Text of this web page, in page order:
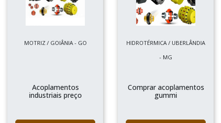
MOTRIZ / GOIÂNIA - GO
Acoplamentos
industriais preço
HIDROTÉRMICA / UBERLÂNDIA
- MG
Comprar acoplamentos
gummi